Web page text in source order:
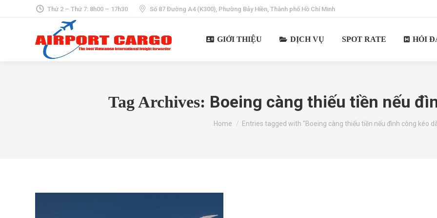
Thứ 2 – Thứ 7: 8h00 – 17h30 Số 87 Đường A4 (K300), Phường Bảy Hiền, Thành phố Hồ Chí Minh
GIỚI THIỆU DỊCH VỤ SPOT RATE HỎI
Tag Archives: Boeing càng thiếu tiền nếu
You are here:
Home Entries tagged with "Boeing càng thiếu tiền nếu đình công kéo